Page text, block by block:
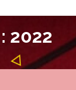
2022